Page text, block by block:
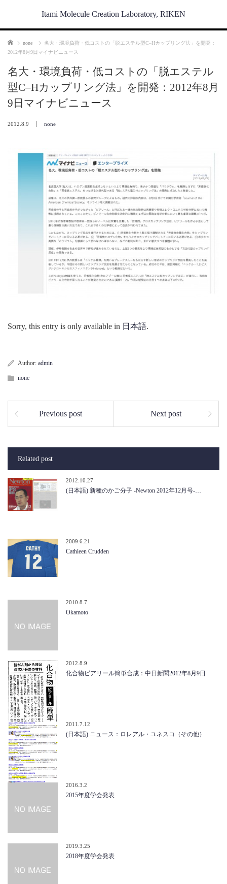
Itami Molecule Creation Laboratory, RIKEN
Home none
名大・環境負荷・低コストの「脱エステル型C–Hカップリング法」を開発：
2012年8月9日マイナビニュース
名大・環境負荷・低コストの「脱エステル
型C–Hカップリング法」を開発：2012年8月
9日マイナビニュース
2012.8.9 none
Sorry, this entry is only available in 日本語.
Author: admin
none
Previous post Next post
Related post
2012.10.27
(日本語) 新種のかご分子 -Newton 2012年12月号-…
2009.6.21
Cathleen Crudden
2010.8.7
Okamoto
2012.8.9
化合物ビアリール簡単合成：中日新聞2012年8月9日
2011.7.12
(日本語) ニュース：ロレアル・ユネスコ（その他）
2016.3.2
2015年度学会発表
2019.3.25
2018年度学会発表